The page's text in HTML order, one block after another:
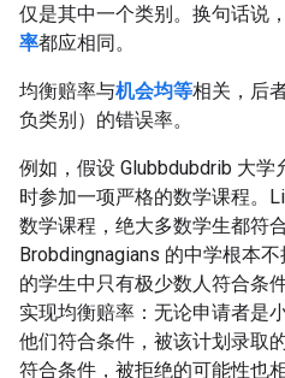
仅是其中一个类别。换句话说
率都应相同。
均衡赔率与机会均等相关，后
负类别）的错误率。
例如，假设 Glubbdubdrib 大
时参加一项严格的数学课程。
数学课程，绝大多数学生都符
Brobdingnagians 的中学根本
的学生中只有极少数人符合条
实现均衡赔率：无论申请者是
他们符合条件，被该计划录取
符合条件，被拒绝的可能性也相